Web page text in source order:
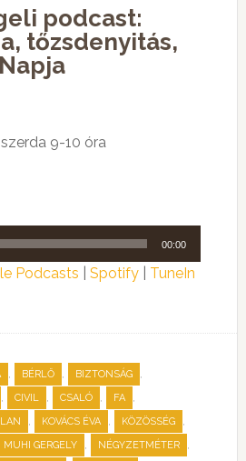
podcast:
tőzsdenyitás,
9-10 óra
00:00
Podcasts Spotify| TuneIn
, BÉRLŐ , BIZTONSÁG ,
, CIVIL , CSALÓ , FA ,
, KOVÁCS ÉVA , KÖZÖSSÉG ,
MUHI GERGELY , NÉGYZETMÉTER ,